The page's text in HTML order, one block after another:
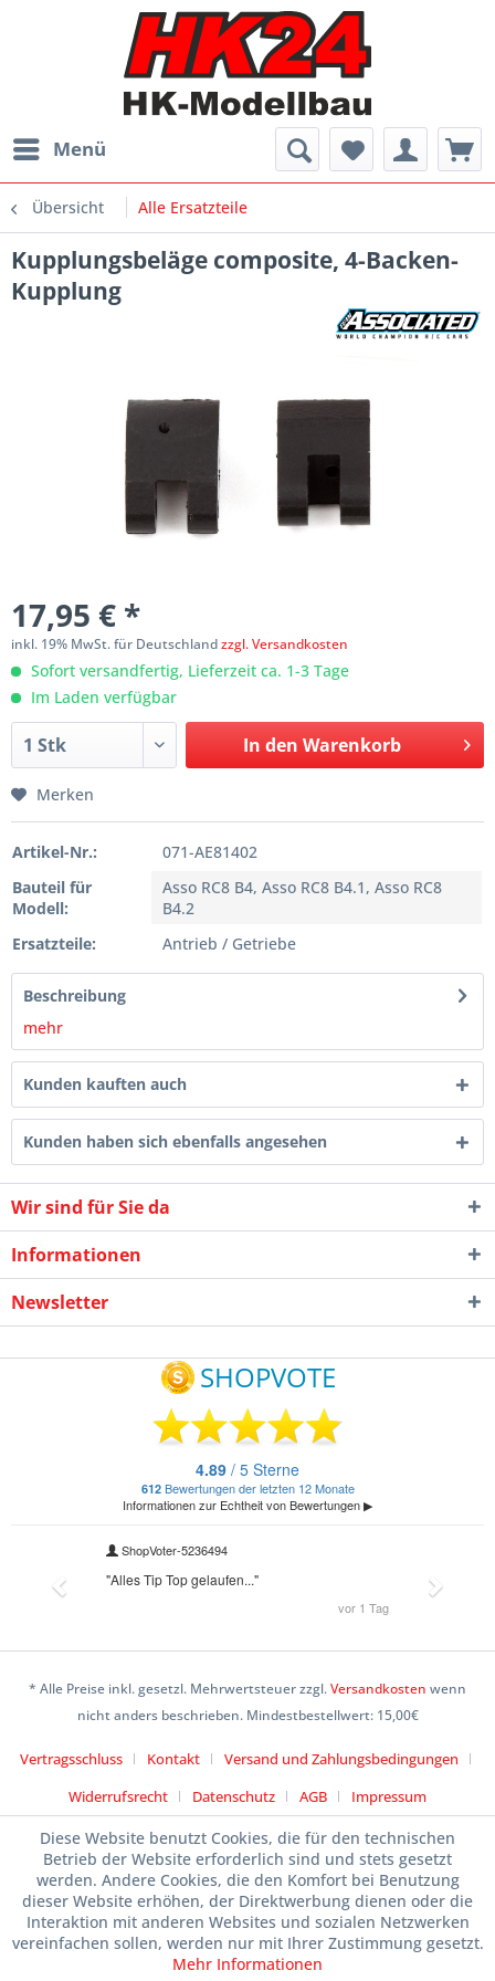
Menü
Übersicht Alle Ersatzteile
Kupplungsbeläge composite, 4-Backen-
Kupplung
17,95 € *
inkl. 19% MwSt. für Deutschlandzzgl. Versandkosten
Sofort versandfertig, Lieferzeit ca. 1-3 Tage
Im Laden verfügbar
In den Warenkorb
Merken
Artikel-Nr.:
071-AE81402
Bauteil für
Modell:
Asso RC8 B4, Asso RC8 B4.1, Asso RC8
B4.2
Ersatzteile:
Antrieb / Getriebe
Beschreibung
mehr
Kunden kauften auch
Kunden haben sich ebenfalls angesehen
Wir sind für Sie da
Informationen
Newsletter
* Alle Preise inkl. gesetzl. Mehrwertsteuer zzgl.Versandkosten wenn
nicht anders beschrieben. Mindestbestellwert: 15,00€
Vertragsschluss Kontakt
Versand und Zahlungsbedingungen
Widerrufsrecht
Datenschutz AGB Impressum
Diese Website benutzt Cookies, die für den technischen
Betrieb der Website erforderlich sind und stets gesetzt
werden. Andere Cookies, die den Komfort bei Benutzung
dieser Website erhöhen, der Direktwerbung dienen oder die
Interaktion mit anderen Websites und sozialen Netzwerken
vereinfachen sollen, werden nur mit Ihrer Zustimmung gesetzt.
Mehr Informationen